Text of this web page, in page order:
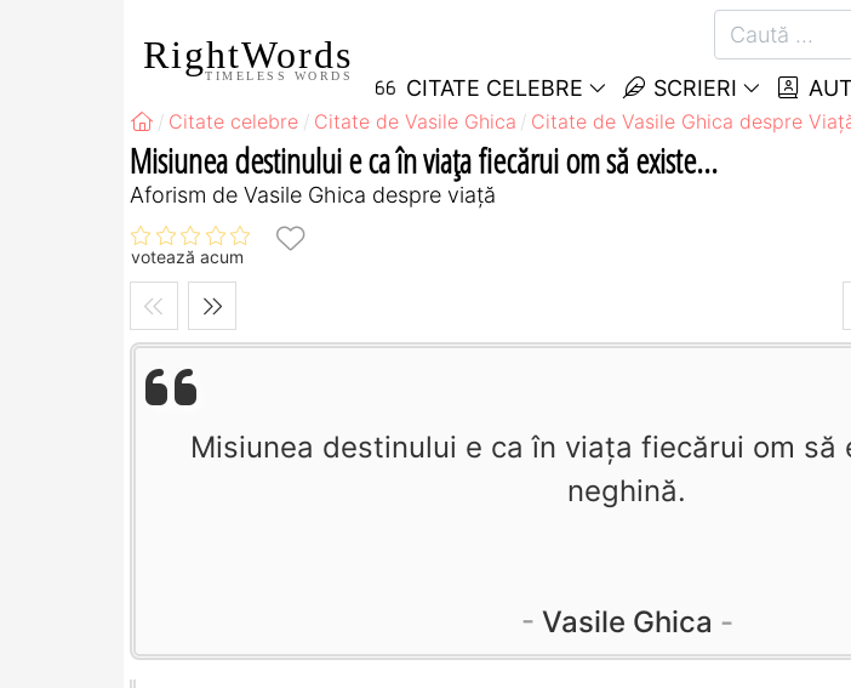
RightWords
TIMELESS WORDS CITATE CELEBRE SCRIERI
Citate celebre Citate de Vasile Ghica Citate de Vasile Ghica despre
Misiunea destinului e ca în viaţa fiecărui om să existe...
Aforism de Vasile Ghica despre viață
votează acum
Misiunea destinului e ca în viaţa fiecărui om să
neghină.
Vasile Ghica